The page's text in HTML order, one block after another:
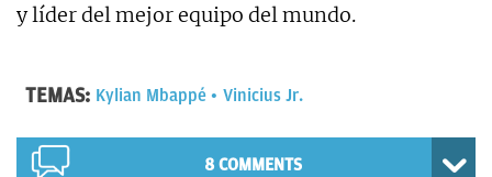
y líder del mejor equipo del mundo.
TEMAS: Kylian Mbappé Vinicius Jr.
8 COMMENTS